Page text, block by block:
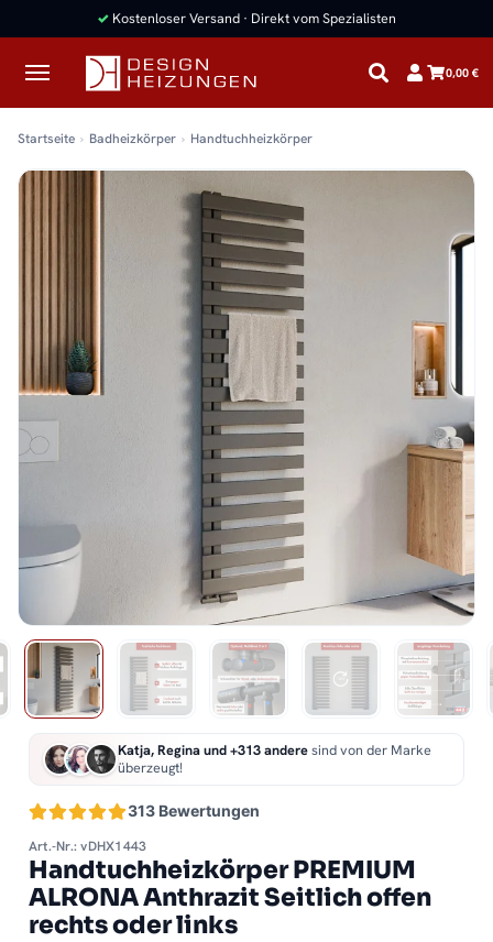
✓ Kostenloser Versand · Direkt vom Spezialisten
0,00 €
Startseite Badheizkörper Handtuchheizkörper
313 Bewertungen
Katja, Regina und +313 anderesind von der Marke
überzeugt!
Art.-Nr.: vDHX1443
Handtuchheizkörper PREMIUM
ALRONA Anthrazit Seitlich offen
rechts oder links